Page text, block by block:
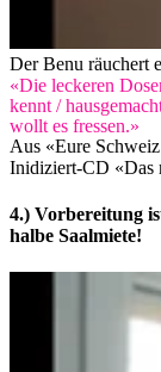
Der Benu räuchert
«Die leckeren
kennt /
wollt es fressen.»
Aus «Eure
Inidiziert-CD «Das
4.) Vorbereitung
halbe Saalmiete!